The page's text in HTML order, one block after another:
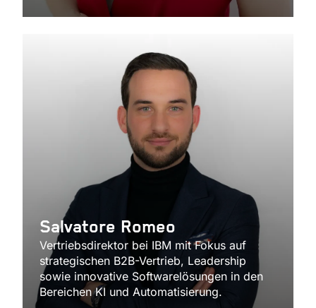
Salvatore Romeo
Vertriebsdirektor bei IBM mit Fokus auf
strategischen B2B-Vertrieb, Leadership
sowie innovative Softwarelösungen in den
Bereichen KI und Automatisierung.